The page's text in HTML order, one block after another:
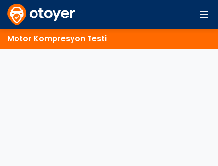
Motor Kompresyon Testi